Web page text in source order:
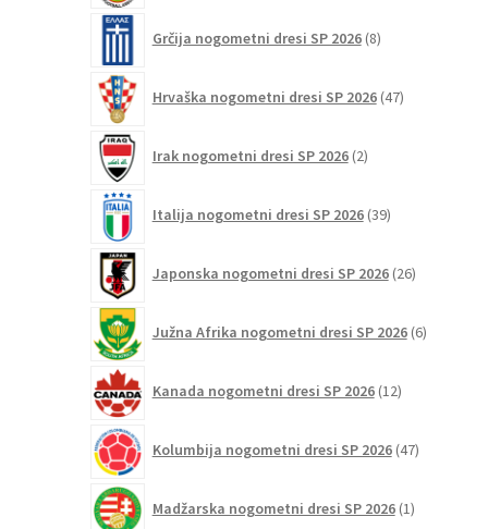
Grčija nogometni dresi SP 2026 8izdelkov
Hrvaška nogometni dresi SP 2026 47izdelkov
Irak nogometni dresi SP 2026 2izdelka
Italija nogometni dresi SP 2026 39izdelkov
Japonska nogometni dresi SP 2026 26izdelkov
Južna Afrika nogometni dresi SP 2026 6izdelkov
Kanada nogometni dresi SP 2026 12izdelkov
Kolumbija nogometni dresi SP 2026 47izdelkov
Madžarska nogometni dresi SP 2026 1izdelek